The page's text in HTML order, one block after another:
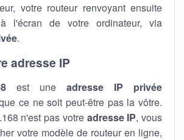
votre routeur renvoyant ensuite
l'écran de votre ordinateur, via
.
adresse IP
est une adresse IP privée
ce ne soit peut-être pas la vôtre.
n'est pas votre adresse IP, vous
votre modèle de routeur en ligne,